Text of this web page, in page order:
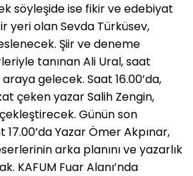
söyleşide ise fikir ve edebiyat
yeri olan Sevda Türküsev,
Şiir ve deneme
tanınan Ali Ural, saat
gelecek. Saat 16.00’da,
çeken yazar Salih Zengin,
Günün son
Yazar Ömer Akpınar,
arka planını ve yazarlık
KAFUM Fuar Alanı’nda